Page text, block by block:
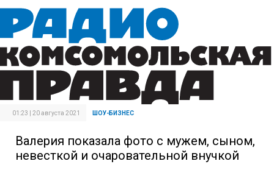
01:23 | 20 августа 2021 ШОУ-БИЗНЕС
Валерия показала фото с мужем, сыном,
невесткой и очаровательной внучкой